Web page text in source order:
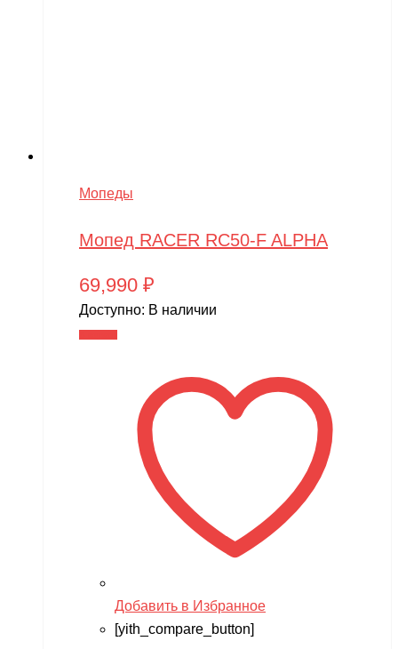
Мопеды
Мопед RACER RC50-F ALPHA
69,990 ₽
Доступно: В наличии
Добавить в Избранное
[yith_compare_button]